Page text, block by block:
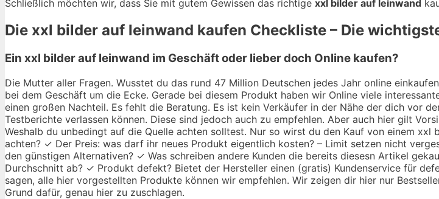
Schließlich möchten wir, dass Sie mit gutem Gewissen das richtige xxl bilder auf leinwand
Die xxl bilder auf leinwand kaufen Checkliste – Die
Ein xxl bilder auf leinwand im Geschäft oder lieber doch Online kaufen?
Die Mutter aller Fragen. Wusstet du das rund 47 Million Deutschen jedes Jahr online
bei dem Geschäft um die Ecke. Gerade bei diesem Produkt haben wir Online viele
einen großen Nachteil. Es fehlt die Beratung. Es ist kein Verkäufer in der Nähe der dich vor
Testberichte verlassen können. Diese sind jedoch auch zu empfehlen. Aber auch hier gilt
Weshalb du unbedingt auf die Quelle achten solltest. Nur so wirst du den Kauf von einem
achten? ✓ Der Preis: was darf ihr neues Produkt eigentlich kosten? – Limit setzen nicht
den günstigen Alternativen? ✓ Was schreiben andere Kunden die bereits diesesn Artikel
Durchschnitt ab? ✓ Produkt defekt? Bietet der Hersteller einen (gratis) Kundenservice für
sagen, alle hier vorgestellten Produkte können wir empfehlen. Wir zeigen dir hier nur
Grund dafür, genau hier zu zuschlagen.